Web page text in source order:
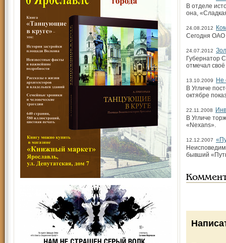
В отделе
она,
24.08.2012
Сегодня ОАО
24.07.2012
Губернатор
отмечал
13.10.2009
Не
В Угличе
октябре
22.11.2008
В Угличе
«Nexans».
12.12.2007
бывший